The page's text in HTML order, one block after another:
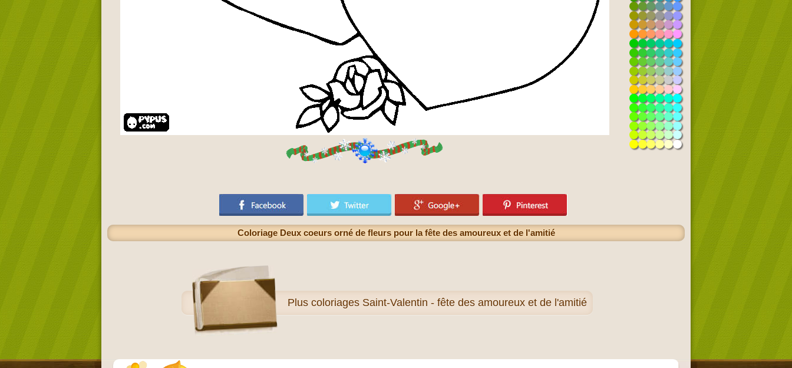
Coloriage Deux coeurs orné de fleurs pour la fête des amoureux et de l'amitié
Plus coloriages Saint-Valentin - fête des amoureux et de l'amitié